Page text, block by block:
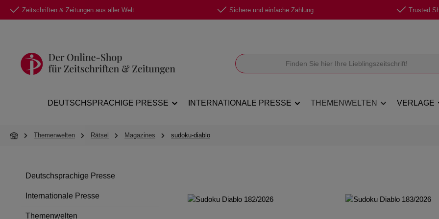
Hauptinhalt springen
Zur Suche springen
Zur Hauptnavigation springen
Zeitschriften & Zeitungen aus aller Welt Sichere und einfache Zahlung Trusted
DEUTSCHSPRACHIGE PRESSE INTERNATIONALE PRESSE THEMENWELTEN VERLAGE
Themenwelten Rätsel Magazines sudoku-diablo
Deutschsprachige Presse
Internationale Presse
Themenwelten